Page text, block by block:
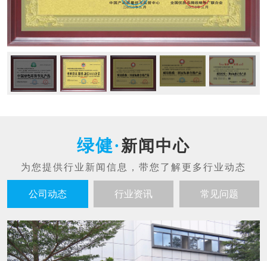
新闻中心
公司动态 行业资讯 常见问题